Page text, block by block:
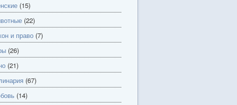
(15)
(22)
и право (7)
(26)
(21)
(67)
(14)